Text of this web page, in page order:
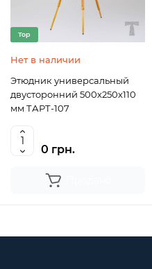
Top
Нет в наличии
Этюдник универсальный
двусторонний 500х250х110
мм ТАРТ-107
0 грн.